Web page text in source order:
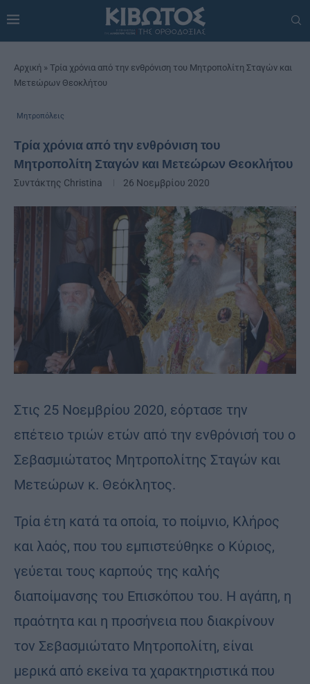
Αρχική » Τρία χρόνια από την ενθρόνιση του Μητροπολίτη Σταγών και
Μετεώρων Θεοκλήτου
Μητροπόλεις
Τρία χρόνια από την ενθρόνιση του
Μητροπολίτη Σταγών και Μετεώρων Θεοκλήτου
Συντάκτης Christina 26 Νοεμβρίου 2020
Στις 25 Νοεμβρίου 2020, εόρτασε την
επέτειο τριών ετών από την ενθρόνισή του ο
Σεβασμιώτατος Μητροπολίτης Σταγών και
Μετεώρων κ. Θεόκλητος.
Τρία έτη κατά τα οποία, το ποίμνιο, Κλήρος
και λαός, που του εμπιστεύθηκε ο Κύριος,
γεύεται τους καρπούς της καλής
διαποίμανσης του Επισκόπου του. Η αγάπη, η
πραότητα και η προσήνεια που διακρίνουν
τον Σεβασμιώτατο Μητροπολίτη, είναι
μερικά από εκείνα τα χαρακτηριστικά που